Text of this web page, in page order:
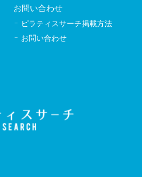
お問い合わせ
ピラティスサーチ掲載方法
お問い合わせ